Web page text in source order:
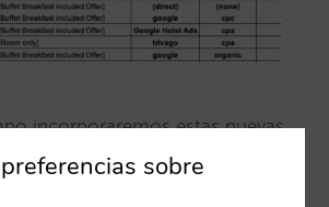
incorporaremos estas nuevas
plataforma de BI
la venta de tu hotel o
sobre